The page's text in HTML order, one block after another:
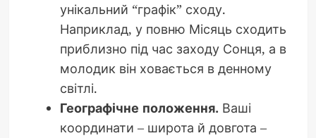
унікальний “графік” сходу.
Наприклад, у повню Місяць сходить
приблизно під час заходу Сонця, а в
молодик він ховається в денному
світлі.
Географічне положення. Ваші
координати – широта й довгота –